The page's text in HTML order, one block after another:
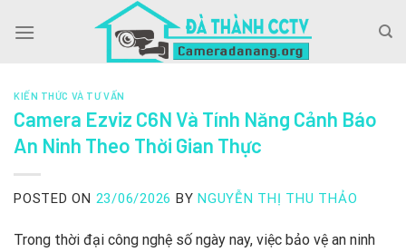
KIẾN THỨC VÀ TƯ VẤN
Camera Ezviz C6N Và Tính Năng Cảnh Báo
An Ninh Theo Thời Gian Thực
POSTED ON 23/06/2026 BY NGUYỄN THỊ THU THẢO
Trong thời đại công nghệ số ngày nay, việc bảo vệ an ninh